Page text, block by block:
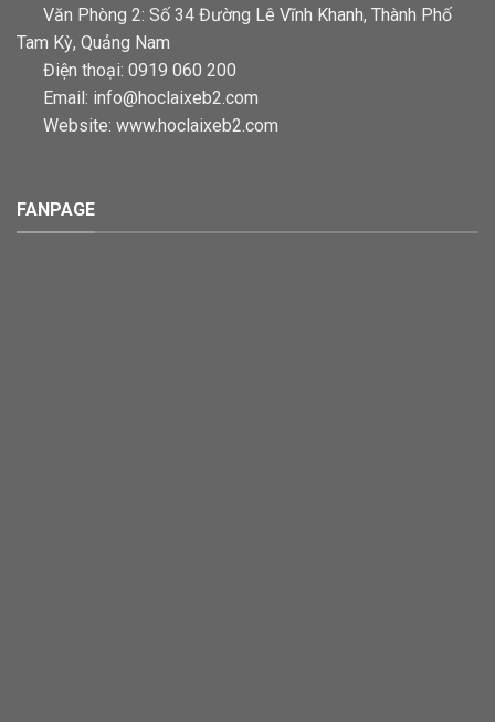
Văn Phòng 2: Số 34 Đường Lê Vĩnh Khanh, Thành Phố
Tam Kỳ, Quảng Nam
Điện thoại: 0919 060 200
Email: info@hoclaixeb2.com
Website: www.hoclaixeb2.com
FANPAGE